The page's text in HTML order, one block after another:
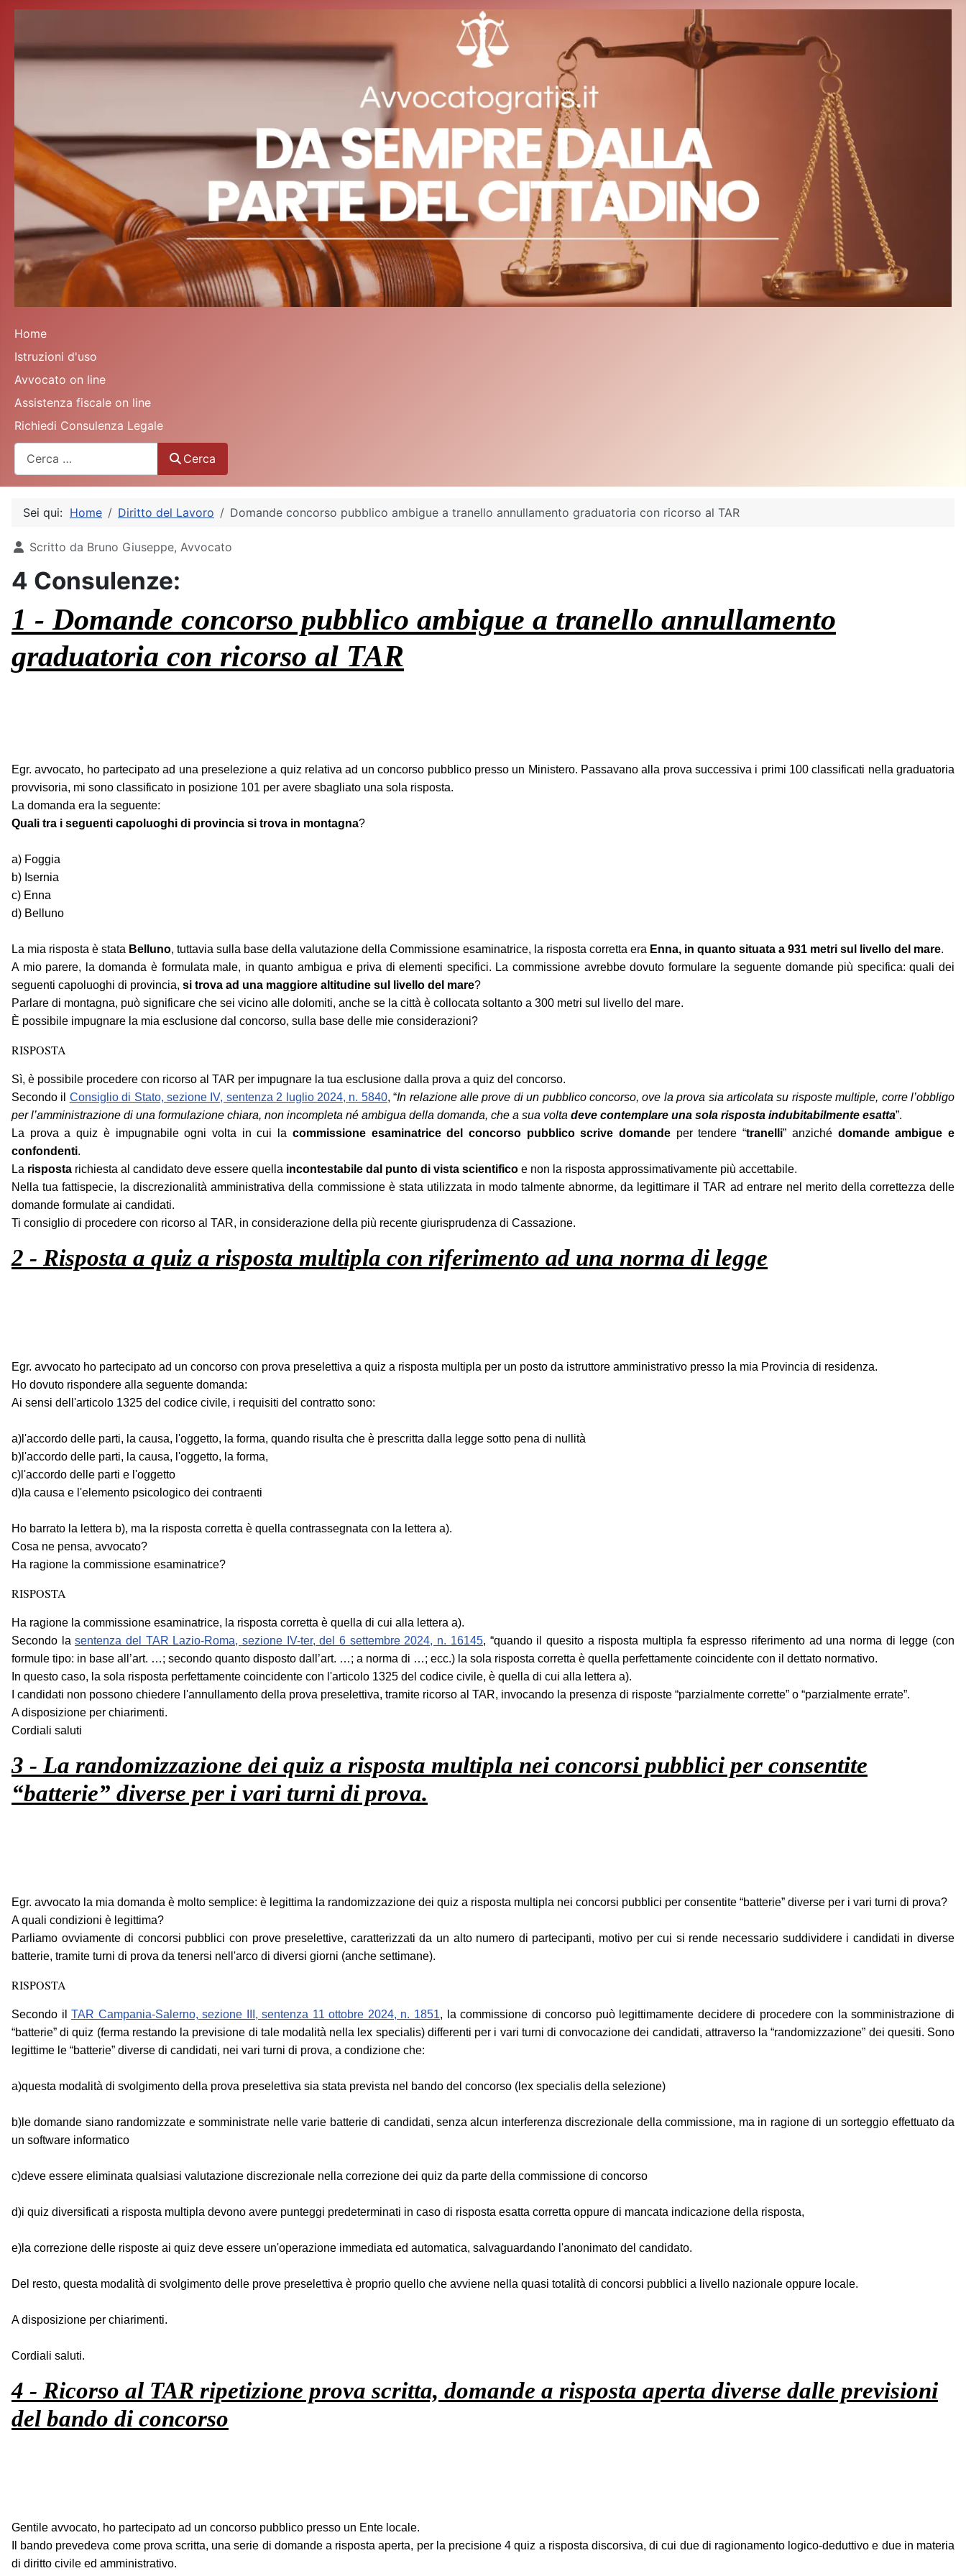
Home
Istruzioni d'uso
Avvocato on line
Assistenza fiscale on line
Richiedi Consulenza Legale
Cerca
Sei qui: Home Diritto del Lavoro Domande concorso pubblico ambigue a tranello annullamento graduatoria con ricorso al TAR
Dettagli
Scritto da Bruno Giuseppe, Avvocato
4 Consulenze:
1 - Domande concorso pubblico ambigue a tranello annullamento
graduatoria con ricorso al TAR
Egr. avvocato, ho partecipato ad una preselezione a quiz relativa ad un concorso pubblico presso un Ministero. Passavano alla prova successiva i primi 100 classificati nella graduatoria
provvisoria, mi sono classificato in posizione 101 per avere sbagliato una sola risposta.
La domanda era la seguente:
Quali tra i seguenti capoluoghi di provincia si trova in montagna?
a) Foggia
b) Isernia
c) Enna
d) Belluno
La mia risposta è stata Belluno, tuttavia sulla base della valutazione della Commissione esaminatrice, la risposta corretta era Enna, in quanto situata a 931 metri sul livello del mare.
A mio parere, la domanda è formulata male, in quanto ambigua e priva di elementi specifici. La commissione avrebbe dovuto formulare la seguente domande più specifica: quali dei
seguenti capoluoghi di provincia, si trova ad una maggiore altitudine sul livello del mare?
Parlare di montagna, può significare che sei vicino alle dolomiti, anche se la città è collocata soltanto a 300 metri sul livello del mare.
È possibile impugnare la mia esclusione dal concorso, sulla base delle mie considerazioni?
RISPOSTA
Sì, è possibile procedere con ricorso al TAR per impugnare la tua esclusione dalla prova a quiz del concorso.
Secondo il Consiglio di Stato, sezione IV, sentenza 2 luglio 2024, n. 5840, “In relazione alle prove di un pubblico concorso, ove la prova sia articolata su risposte multiple, corre l’obbligo
per l’amministrazione di una formulazione chiara, non incompleta né ambigua della domanda, che a sua volta deve contemplare una sola risposta indubitabilmente esatta”.
La prova a quiz è impugnabile ogni volta in cui la commissione esaminatrice del concorso pubblico scrive domande per tendere “tranelli” anziché domande ambigue e
confondenti.
La risposta richiesta al candidato deve essere quella incontestabile dal punto di vista scientifico e non la risposta approssimativamente più accettabile.
Nella tua fattispecie, la discrezionalità amministrativa della commissione è stata utilizzata in modo talmente abnorme, da legittimare il TAR ad entrare nel merito della correttezza delle
domande formulate ai candidati.
Ti consiglio di procedere con ricorso al TAR, in considerazione della più recente giurisprudenza di Cassazione.
2 - Risposta a quiz a risposta multipla con riferimento ad una norma di legge
Egr. avvocato ho partecipato ad un concorso con prova preselettiva a quiz a risposta multipla per un posto da istruttore amministrativo presso la mia Provincia di residenza.
Ho dovuto rispondere alla seguente domanda:
Ai sensi dell'articolo 1325 del codice civile, i requisiti del contratto sono:
a)l'accordo delle parti, la causa, l'oggetto, la forma, quando risulta che è prescritta dalla legge sotto pena di nullità
b)l'accordo delle parti, la causa, l'oggetto, la forma,
c)l'accordo delle parti e l'oggetto
d)la causa e l'elemento psicologico dei contraenti
Ho barrato la lettera b), ma la risposta corretta è quella contrassegnata con la lettera a).
Cosa ne pensa, avvocato?
Ha ragione la commissione esaminatrice?
RISPOSTA
Ha ragione la commissione esaminatrice, la risposta corretta è quella di cui alla lettera a).
Secondo lasentenza del TAR Lazio-Roma, sezione IV-ter, del 6 settembre 2024, n. 16145, “quando il quesito a risposta multipla fa espresso riferimento ad una norma di legge (con
formule tipo: in base all’art. …; secondo quanto disposto dall’art. …; a norma di …; ecc.) la sola risposta corretta è quella perfettamente coincidente con il dettato normativo.
In questo caso, la sola risposta perfettamente coincidente con l'articolo 1325 del codice civile, è quella di cui alla lettera a).
I candidati non possono chiedere l'annullamento della prova preselettiva, tramite ricorso al TAR, invocando la presenza di risposte “parzialmente corrette” o “parzialmente errate”.
A disposizione per chiarimenti.
Cordiali saluti
3 - La randomizzazione dei quiz a risposta multipla nei concorsi pubblici per consentite
“batterie” diverse per i vari turni di prova.
Egr. avvocato la mia domanda è molto semplice: è legittima la randomizzazione dei quiz a risposta multipla nei concorsi pubblici per consentite “batterie” diverse per i vari turni di prova?
A quali condizioni è legittima?
Parliamo ovviamente di concorsi pubblici con prove preselettive, caratterizzati da un alto numero di partecipanti, motivo per cui si rende necessario suddividere i candidati in diverse
batterie, tramite turni di prova da tenersi nell'arco di diversi giorni (anche settimane).
RISPOSTA
Secondo ilTAR Campania-Salerno, sezione III, sentenza 11 ottobre 2024, n. 1851, la commissione di concorso può legittimamente decidere di procedere con la somministrazione di
“batterie” di quiz (ferma restando la previsione di tale modalità nella lex specialis) differenti per i vari turni di convocazione dei candidati, attraverso la “randomizzazione” dei quesiti. Sono
legittime le “batterie” diverse di candidati, nei vari turni di prova, a condizione che:
a)questa modalità di svolgimento della prova preselettiva sia stata prevista nel bando del concorso (lex specialis della selezione)
b)le domande siano randomizzate e somministrate nelle varie batterie di candidati, senza alcun interferenza discrezionale della commissione, ma in ragione di un sorteggio effettuato da
un software informatico
c)deve essere eliminata qualsiasi valutazione discrezionale nella correzione dei quiz da parte della commissione di concorso
d)i quiz diversificati a risposta multipla devono avere punteggi predeterminati in caso di risposta esatta corretta oppure di mancata indicazione della risposta,
e)la correzione delle risposte ai quiz deve essere un'operazione immediata ed automatica, salvaguardando l'anonimato del candidato.
Del resto, questa modalità di svolgimento delle prove preselettiva è proprio quello che avviene nella quasi totalità di concorsi pubblici a livello nazionale oppure locale.
A disposizione per chiarimenti.
Cordiali saluti.
4 - Ricorso al TAR ripetizione prova scritta, domande a risposta aperta diverse dalle previsioni
del bando di concorso
Gentile avvocato, ho partecipato ad un concorso pubblico presso un Ente locale.
Il bando prevedeva come prova scritta, una serie di domande a risposta aperta, per la precisione 4 quiz a risposta discorsiva, di cui due di ragionamento logico-deduttivo e due in materia
di diritto civile ed amministrativo.